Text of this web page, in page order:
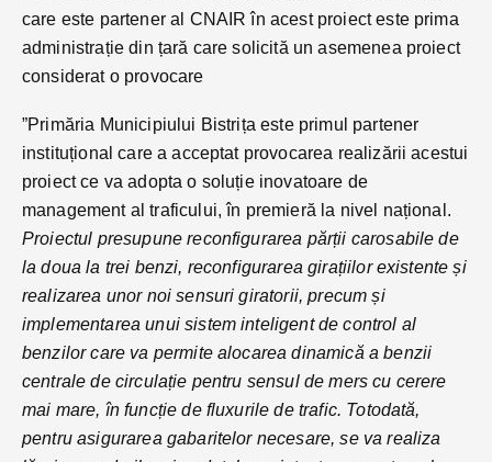
care este partener al CNAIR în acest proiect este prima
administrație din țară care solicită un asemenea proiect
considerat o provocare
”Primăria Municipiului Bistrița este primul partener
instituțional care a acceptat provocarea realizării acestui
proiect ce va adopta o soluție inovatoare de
management al traficului, în premieră la nivel național.
Proiectul presupune reconfigurarea părții carosabile de
la doua la trei benzi, reconfigurarea girațiilor existente și
realizarea unor noi sensuri giratorii, precum și
implementarea unui sistem inteligent de control al
benzilor care va permite alocarea dinamică a benzii
centrale de circulație pentru sensul de mers cu cerere
mai mare, în funcție de fluxurile de trafic. Totodată,
pentru asigurarea gabaritelor necesare, se va realiza